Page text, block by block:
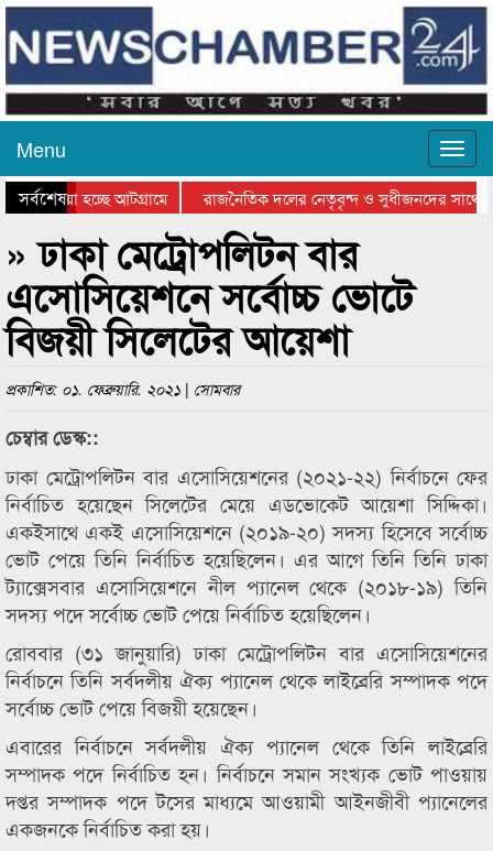
Menu
সর্বশেষ
যাওয়া হচ্ছে আটগ্রামে
রাজনৈতিক দলের নেতৃবৃন্দ ও সুধীজনদের সাথে
পুরস্কার বিতরণ সম্পন্ন
সিলেটে বাংলাদেশ গ্রুপ থিয়েটার
» ঢাকা মেট্রোপলিটন বার
এসোসিয়েশনে সর্বোচ্চ ভোটে
বিজয়ী সিলেটের আয়েশা
প্রকাশিত: ০১. ফেব্রুয়ারি. ২০২১ | সোমবার
চেম্বার ডেস্ক::
ঢাকা মেট্রোপলিটন বার এসোসিয়েশনের (২০২১-২২) নির্বাচনে ফের
নির্বাচিত হয়েছেন সিলেটের মেয়ে এডভোকেট আয়েশা সিদ্দিকা।
একইসাথে একই এসোসিয়েশনে (২০১৯-২০) সদস্য হিসেবে সর্বোচ্চ
ভোট পেয়ে তিনি নির্বাচিত হয়েছিলেন। এর আগে তিনি তিনি ঢাকা
ট্যাক্সেসবার এসোসিয়েশনে নীল প্যানেল থেকে (২০১৮-১৯) তিনি
সদস্য পদে সর্বোচ্চ ভোট পেয়ে নির্বাচিত হয়েছিলেন।
রোববার (৩১ জানুয়ারি) ঢাকা মেট্রোপলিটন বার এসোসিয়েশনের
নির্বাচনে তিনি সর্বদলীয় ঐক্য প্যানেল থেকে লাইব্রেরি সম্পাদক পদে
সর্বোচ্চ ভোট পেয়ে বিজয়ী হয়েছেন।
এবারের নির্বাচনে সর্বদলীয় ঐক্য প্যানেল থেকে তিনি লাইব্রেরি
সম্পাদক পদে নির্বাচিত হন। নির্বাচনে সমান সংখ্যক ভোট পাওয়ায়
দপ্তর সম্পাদক পদে টসের মাধ্যমে আওয়ামী আইনজীবী প্যানেলের
একজনকে নির্বাচিত করা হয়।